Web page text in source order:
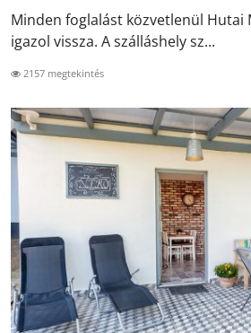
Minden foglalást közvetlenül Hutai
igazol vissza. A szálláshely sz...
2157 megtekintés